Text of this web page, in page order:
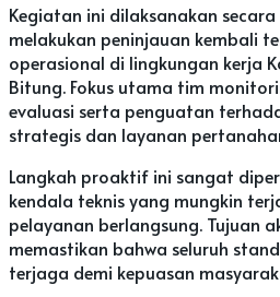
Kegiatan ini dilaksanakan
melakukan peninjauan kembali
operasional di lingkungan kerja
Bitung. Fokus utama tim
evaluasi serta penguatan
strategis dan layanan
Langkah proaktif ini sangat
kendala teknis yang mungkin
pelayanan berlangsung. Tujuan
memastikan bahwa seluruh
terjaga demi kepuasan